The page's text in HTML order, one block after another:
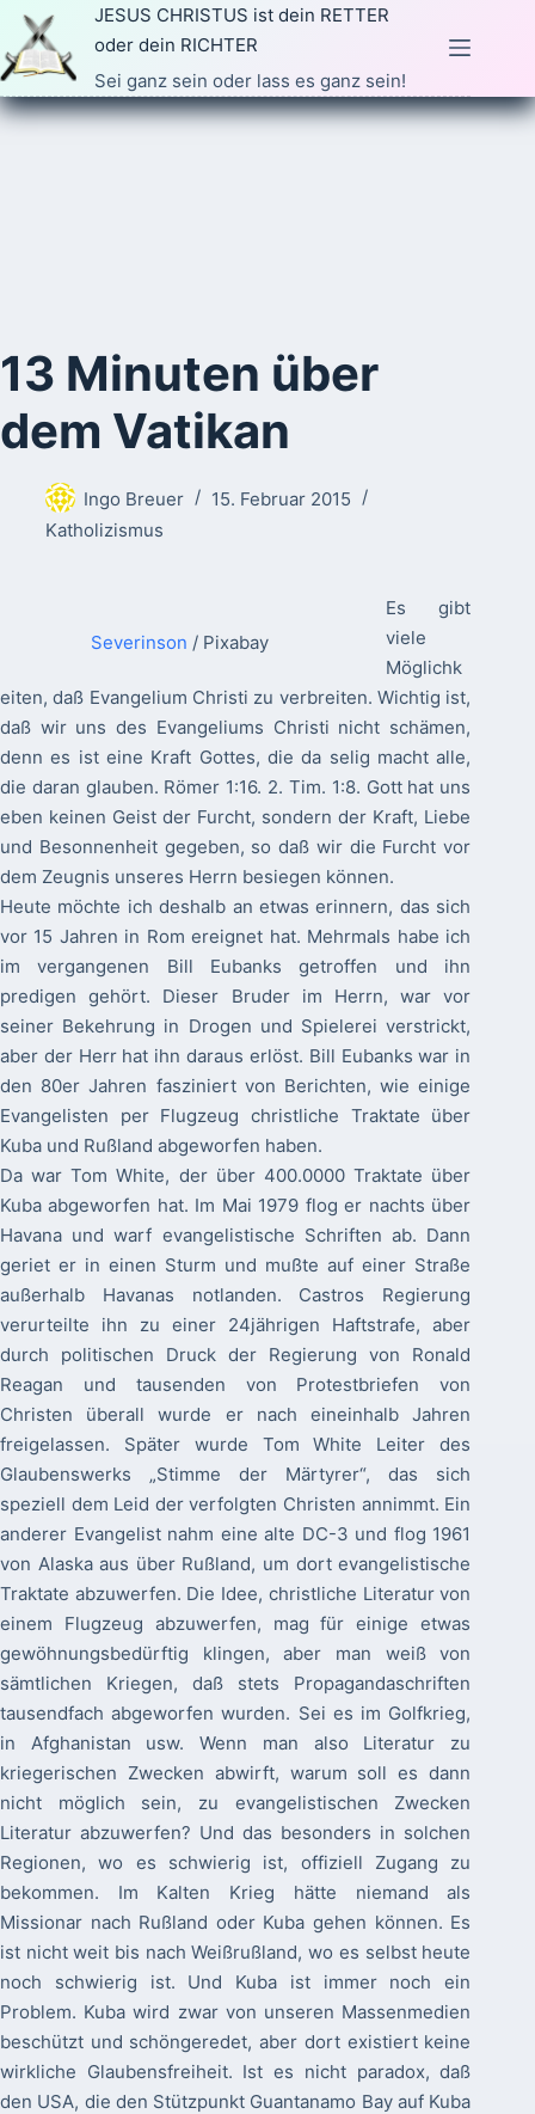
Zum
Inhalt
springen
JESUS CHRISTUS ist dein RETTER
oder dein RICHTER
Sei ganz sein oder lass es ganz sein!
13 Minuten über
dem Vatikan
Ingo Breuer
15. Februar 2015
Katholizismus
Severinson / Pixabay
Es gibt
viele
Möglichk
eiten, daß Evangelium Christi zu verbreiten. Wichtig ist,
daß wir uns des Evangeliums Christi nicht schämen,
denn es ist eine Kraft Gottes, die da selig macht alle,
die daran glauben. Römer 1:16. 2. Tim. 1:8. Gott hat uns
eben keinen Geist der Furcht, sondern der Kraft, Liebe
und Besonnenheit gegeben, so daß wir die Furcht vor
dem Zeugnis unseres Herrn besiegen können.
Heute möchte ich deshalb an etwas erinnern, das sich
vor 15 Jahren in Rom ereignet hat. Mehrmals habe ich
im vergangenen Bill Eubanks getroffen und ihn
predigen gehört. Dieser Bruder im Herrn, war vor
seiner Bekehrung in Drogen und Spielerei verstrickt,
aber der Herr hat ihn daraus erlöst. Bill Eubanks war in
den 80er Jahren fasziniert von Berichten, wie einige
Evangelisten per Flugzeug christliche Traktate über
Kuba und Rußland abgeworfen haben.
Da war Tom White, der über 400.0000 Traktate über
Kuba abgeworfen hat. Im Mai 1979 flog er nachts über
Havana und warf evangelistische Schriften ab. Dann
geriet er in einen Sturm und mußte auf einer Straße
außerhalb Havanas notlanden. Castros Regierung
verurteilte ihn zu einer 24jährigen Haftstrafe, aber
durch politischen Druck der Regierung von Ronald
Reagan und tausenden von Protestbriefen von
Christen überall wurde er nach eineinhalb Jahren
freigelassen. Später wurde Tom White Leiter des
Glaubenswerks „Stimme der Märtyrer“, das sich
speziell dem Leid der verfolgten Christen annimmt. Ein
anderer Evangelist nahm eine alte DC-3 und flog 1961
von Alaska aus über Rußland, um dort evangelistische
Traktate abzuwerfen. Die Idee, christliche Literatur von
einem Flugzeug abzuwerfen, mag für einige etwas
gewöhnungsbedürftig klingen, aber man weiß von
sämtlichen Kriegen, daß stets Propagandaschriften
tausendfach abgeworfen wurden. Sei es im Golfkrieg,
in Afghanistan usw. Wenn man also Literatur zu
kriegerischen Zwecken abwirft, warum soll es dann
nicht möglich sein, zu evangelistischen Zwecken
Literatur abzuwerfen? Und das besonders in solchen
Regionen, wo es schwierig ist, offiziell Zugang zu
bekommen. Im Kalten Krieg hätte niemand als
Missionar nach Rußland oder Kuba gehen können. Es
ist nicht weit bis nach Weißrußland, wo es selbst heute
noch schwierig ist. Und Kuba ist immer noch ein
Problem. Kuba wird zwar von unseren Massenmedien
beschützt und schöngeredet, aber dort existiert keine
wirkliche Glaubensfreiheit. Ist es nicht paradox, daß
den USA, die den Stützpunkt Guantanamo Bay auf Kuba